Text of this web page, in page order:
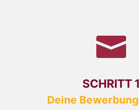

SCHRITT 1
Deine